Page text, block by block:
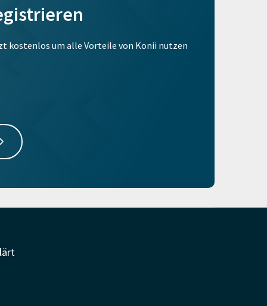
kostenlos um alle Vorteile von Konii nutzen